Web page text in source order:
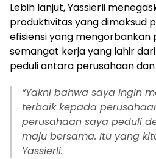
Lebih lanjut, Yassierli
produktivitas yang dimaksud
efisiensi yang mengorbankan
semangat kerja yang lahir
peduli antara perusahaan
“Yakni bahwa saya ingin
terbaik kepada
perusahaan saya peduli
maju bersama. Itu yang
Yassierli.